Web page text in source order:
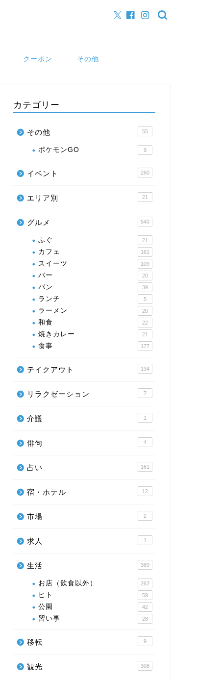
クーポン その他
カテゴリー
その他 55
ポケモンGO 9
イベント 260
エリア別 21
グルメ 540
ふぐ 21
カフェ 161
スイーツ 109
バー 20
パン 39
ランチ 5
ラーメン 20
和食 22
焼きカレー 21
食事 177
テイクアウト 134
リラクゼーション 7
介護 1
俳句 4
占い 161
宿・ホテル 12
市場 2
求人 1
生活 389
お店（飲食以外） 262
ヒト 59
公園 42
習い事 28
移転 9
観光 308